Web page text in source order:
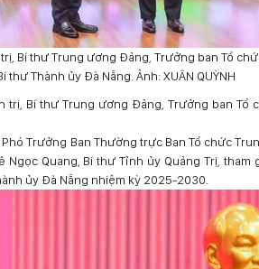
Bí thư Trung ương Đảng, Trưởng ban Tổ
Thành ủy Đà Nẵng. Ảnh: XUÂN QUỲNH
trị, Bí thư Trung ương Đảng, Trưởng ban Tổ
Trưởng Ban Thường trực Ban Tổ chức
Quang, Bí thư Tỉnh ủy Quảng Trị, tham
ủy Đà Nẵng nhiệm kỳ 2025-2030.